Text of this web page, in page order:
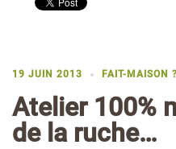
19 JUIN 2013 FAIT-MAISON ?
Atelier 100%
de la ruche…